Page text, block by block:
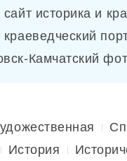
историка и
Камчатский
История